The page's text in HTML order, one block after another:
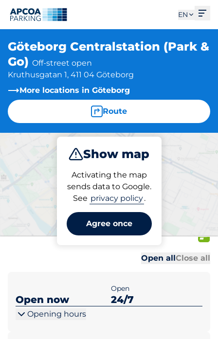
EN
Göteborg Centralstation (Park &
Go) Off-street open
Kruthusgatan 1, 411 04 Göteborg
More locations in Göteborg
Route
Show map
Activating the map
sends data to Google.
See privacy policy.
Agree once
Park
Parking at location
Göteborg Centralstation
(Park & Go)
Open allClose all
Open now
Open
24/7
Opening hours